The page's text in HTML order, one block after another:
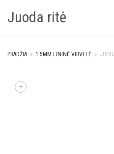
Juoda ritė
PRADŽIA » 1.5MM LININĖ VIRVELĖ »
+